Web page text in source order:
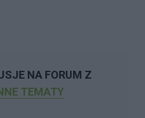
NA FORUM Z
TEMATY